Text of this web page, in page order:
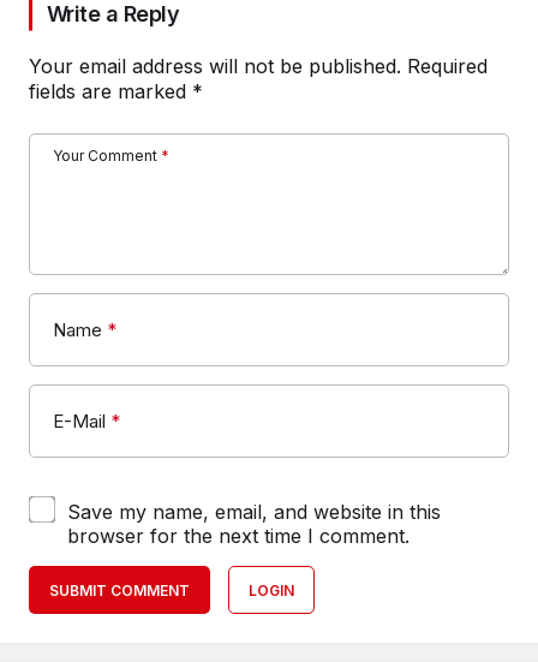
Write a Reply
Your email address will not be published. Required
fields are marked *
Your Comment *
Name *
E-Mail *
Save my name, email, and website in this
browser for the next time I comment.
SUBMIT COMMENT LOGIN